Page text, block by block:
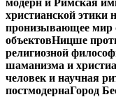
модерн и Римская
христианской
пронизывающее мир
объектовНицше
религиозной
шаманизма и
человек и научная
постмодернаГород